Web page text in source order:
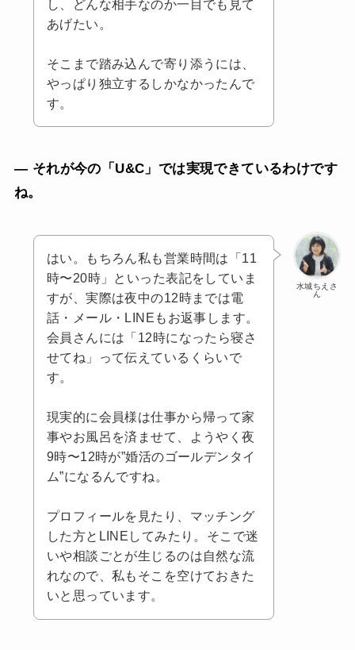
し、どんな相手なのか一目でも見て
あげたい。
そこまで踏み込んで寄り添うには、
やっぱり独立するしかなかったんで
す。
— それが今の「U&C」では実現できているわけです
ね。
水城ちえさ
ん
はい。もちろん私も営業時間は「11
時〜20時」といった表記をしていま
すが、実際は夜中の12時までは電
話・メール・LINEもお返事します。
会員さんには「12時になったら寝さ
せてね」って伝えているくらいで
す。
現実的に会員様は仕事から帰って家
事やお風呂を済ませて、ようやく夜
9時〜12時が”婚活のゴールデンタイ
ム”になるんですね。
プロフィールを見たり、マッチング
した方とLINEしてみたり。そこで迷
いや相談ごとが生じるのは自然な流
れなので、私もそこを空けておきた
いと思っています。